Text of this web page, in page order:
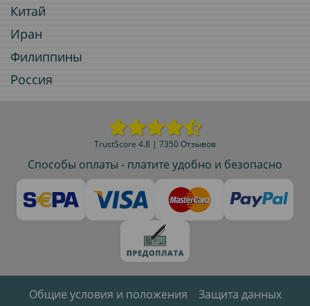
Китай
Иран
Филиппины
Россия
TrustScore 4.8 | 7350 Отзывов
Способы оплаты - платите удобно и безопасно
Общие условия и положения Защита данных